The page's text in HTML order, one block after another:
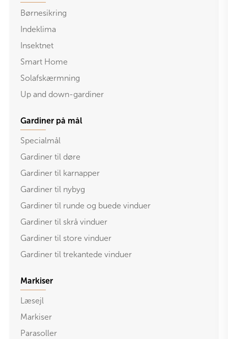
Børnesikring
Indeklima
Insektnet
Smart Home
Solafskærmning
Up and down-gardiner
Gardiner på mål
Specialmål
Gardiner til døre
Gardiner til karnapper
Gardiner til nybyg
Gardiner til runde og buede vinduer
Gardiner til skrå vinduer
Gardiner til store vinduer
Gardiner til trekantede vinduer
Markiser
Læsejl
Markiser
Parasoller